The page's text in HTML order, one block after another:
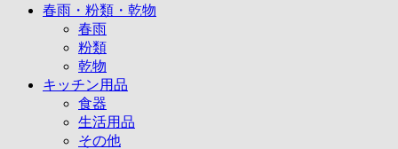
春雨・粉類・乾物
春雨
粉類
乾物
キッチン用品
食器
生活用品
その他